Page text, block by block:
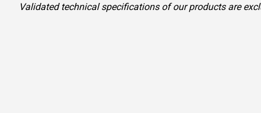
Validated technical specifications of our products are